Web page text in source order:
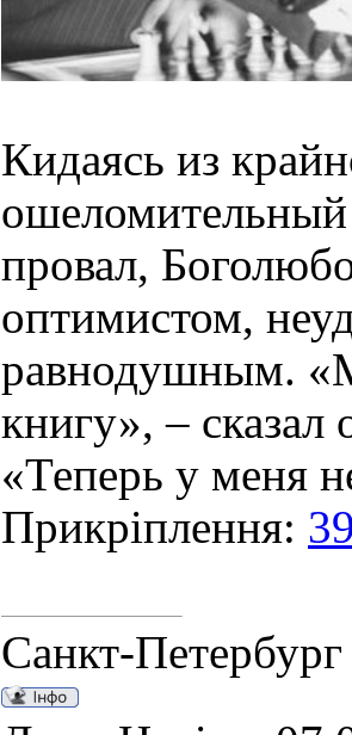
Кидаясь из
провал,
оптимистом,
равнодушным.
книгу», – сказал
«Теперь у меня
Прикріплення:
Санкт-Петербург